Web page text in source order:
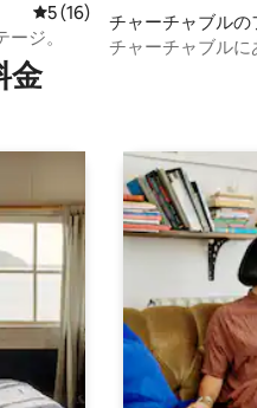
レビュー16件、5つ星中5つ
5 (16)
ジ。
チャーチャブルの
テイ
チャーチャブルに
金